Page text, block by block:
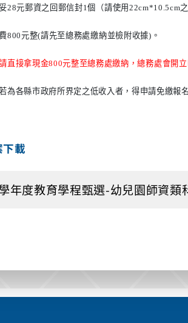
28元郵資之回郵信封1個（請使用 22cm*10.5cm
800元整(請先至總務處繳納並檢附收據) 。
直接拿現金800元整至總務處繳納，總務處會開
若為各縣市政府所界定之低收入者，得申請免繳
載
年度教育學程甄選-幼兒園師資